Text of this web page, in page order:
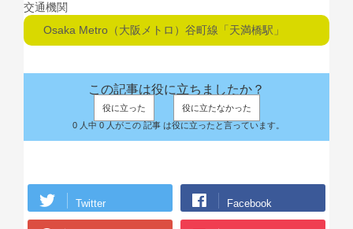
交通機関
Osaka Metro（大阪メトロ）谷町線「天満橋駅」
この記事は役に立ちましたか？
役に立った
役に立たなかった
0 人中 0 人がこの 記事 は役に立ったと言っています。
Twitter Facebook